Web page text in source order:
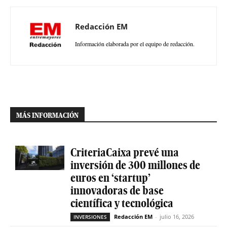
Redacción EM
Información elaborada por el equipo de redacción.
MÁS INFORMACIÓN
CriteriaCaixa prevé una
inversión de 300 millones de
euros en ‘startup’
innovadoras de base
científica y tecnológica
INVERSIONES Redacción EM - julio 16, 2026